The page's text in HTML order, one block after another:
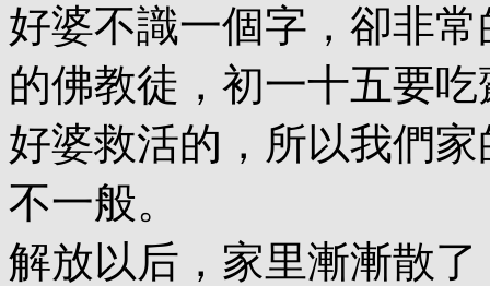
好婆不識一個字，卻非
的佛教徒，初一十五要
好婆救活的，所以我們
不一般。
解放以后，家里漸漸散